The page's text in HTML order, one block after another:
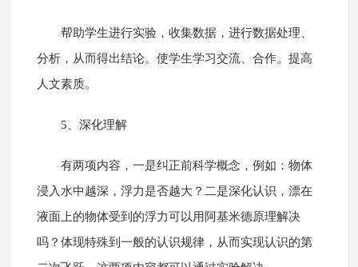
帮助学生进行实验，收集数据，进行数据处理、
分析，从而得出结论。使学生学习交流、合作。提高
人文素质。
5、深化理解
有两项内容，一是纠正前科学概念，例如：物体
浸入水中越深，浮力是否越大？二是深化认识，漂在
液面上的物体受到的浮力可以用阿基米德原理解决
吗？体现特殊到一般的认识规律，从而实现认识的第